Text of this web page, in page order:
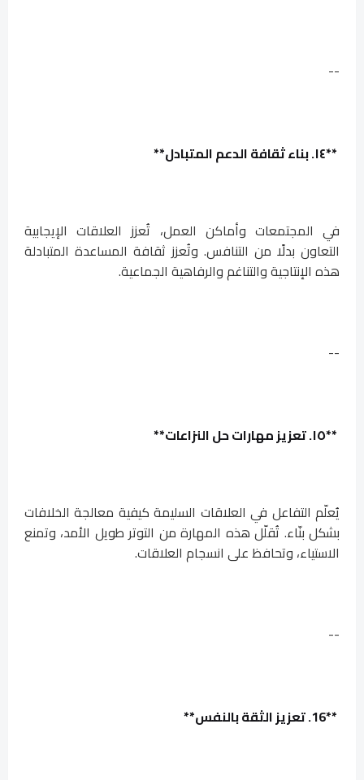
--
**١٤. بناء ثقافة الدعم المتبادل**
في المجتمعات وأماكن العمل، تُعزز العلاقات الإيجابية
التعاون بدلًا من التنافس. وتُعزز ثقافة المساعدة المتبادلة
هذه الإنتاجية والتناغم والرفاهية الجماعية.
--
**١٥. تعزيز مهارات حل النزاعات**
يُعلّم التفاعل في العلاقات السليمة كيفية معالجة الخلافات
بشكل بنّاء. تُقلّل هذه المهارة من التوتر طويل الأمد، وتمنع
الاستياء، وتحافظ على انسجام العلاقات.
--
**16. تعزيز الثقة بالنفس**